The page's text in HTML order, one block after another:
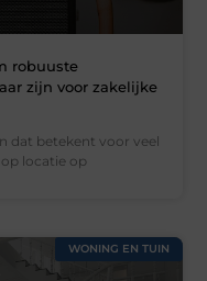
robuuste
zijn voor zakelijke
dat betekent voor veel
locatie op
WONING EN TUIN